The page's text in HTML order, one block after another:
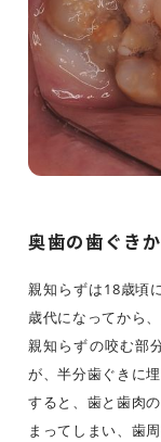
奥歯の歯ぐき
親知らずは18歳頃
歳代になってから
親知らずの咬む部
が、半分歯ぐきに
すると、歯と歯肉
まってしまい、歯